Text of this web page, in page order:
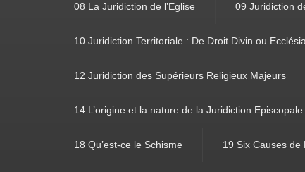
08 La Juridiction de l’Eglise 09 Juridiction
10 Juridiction Territoriale : De Droit Divin ou
12 Juridiction des Supérieurs Religieux Majeurs
14 L’origine et la nature de la Juridiction Episcopale
18 Qu’est-ce le Schisme 19 Six Causes de